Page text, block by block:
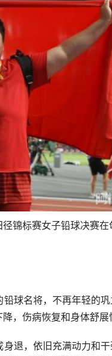
锦标赛女子铅球决赛
名将，不再年轻的巩
，伤病恢复和身体舒展
，依旧充满动力和干